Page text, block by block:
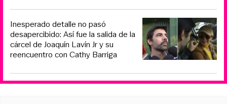
Inesperado detalle no pasó
desapercibido: Así fue la salida de la
cárcel de Joaquín Lavín Jr y su
reencuentro con Cathy Barriga